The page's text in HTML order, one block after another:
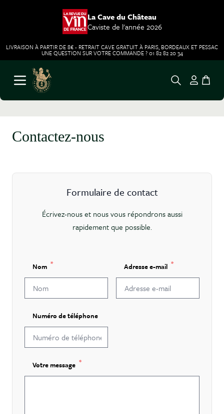
La Cave du Château
Caviste de l'année 2026
LIVRAISON À PARTIR DE 8€ - RETRAIT CAVE GRATUIT À PARIS, BORDEAUX ET PESSAC
UNE QUESTION SUR VOTRE COMMANDE ? 01 82 82 20 34
Aller au contenu
Ouvrir le menu
Contactez-nous
Formulaire de contact
Écrivez-nous et nous vous répondrons aussi
rapidement que possible.
Nom Adresse e-mail
Numéro de téléphone
Votre message